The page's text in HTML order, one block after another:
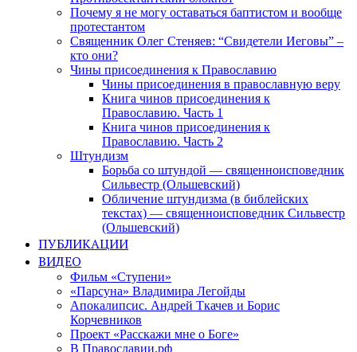
Почему я не могу оставаться баптистом и вообще
протестантом
Священник Олег Стеняев: “Свидетели Иеговы” –
кто они?
Чины присоединения к Православию
Чины присоединения в православную веру
Книга чинов присоединения к
Православию. Часть 1
Книга чинов присоединения к
Православию. Часть 2
Штундизм
Борьба со штундой — священноисповедник
Сильвестр (Ольшевский)
Обличение штундизма (в библейских
текстах) — священноисповедник Сильвестр
(Ольшевский)
ПУБЛИКАЦИИ
ВИДЕО
Фильм «Ступени»
«Парсуна» Владимира Легойды
Апокалипсис. Андрей Ткачев и Борис
Корчевников
Проект «Расскажи мне о Боге»
В Православии.рф